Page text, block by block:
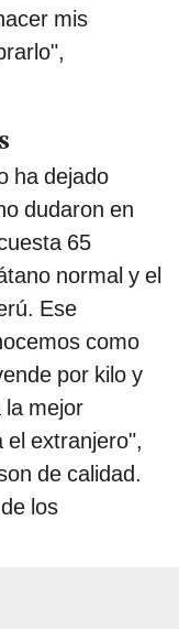
mis
ha dejado
dudaron en
65
normal y el
Ese
como
por kilo y
la mejor
el extranjero",
de calidad.
los